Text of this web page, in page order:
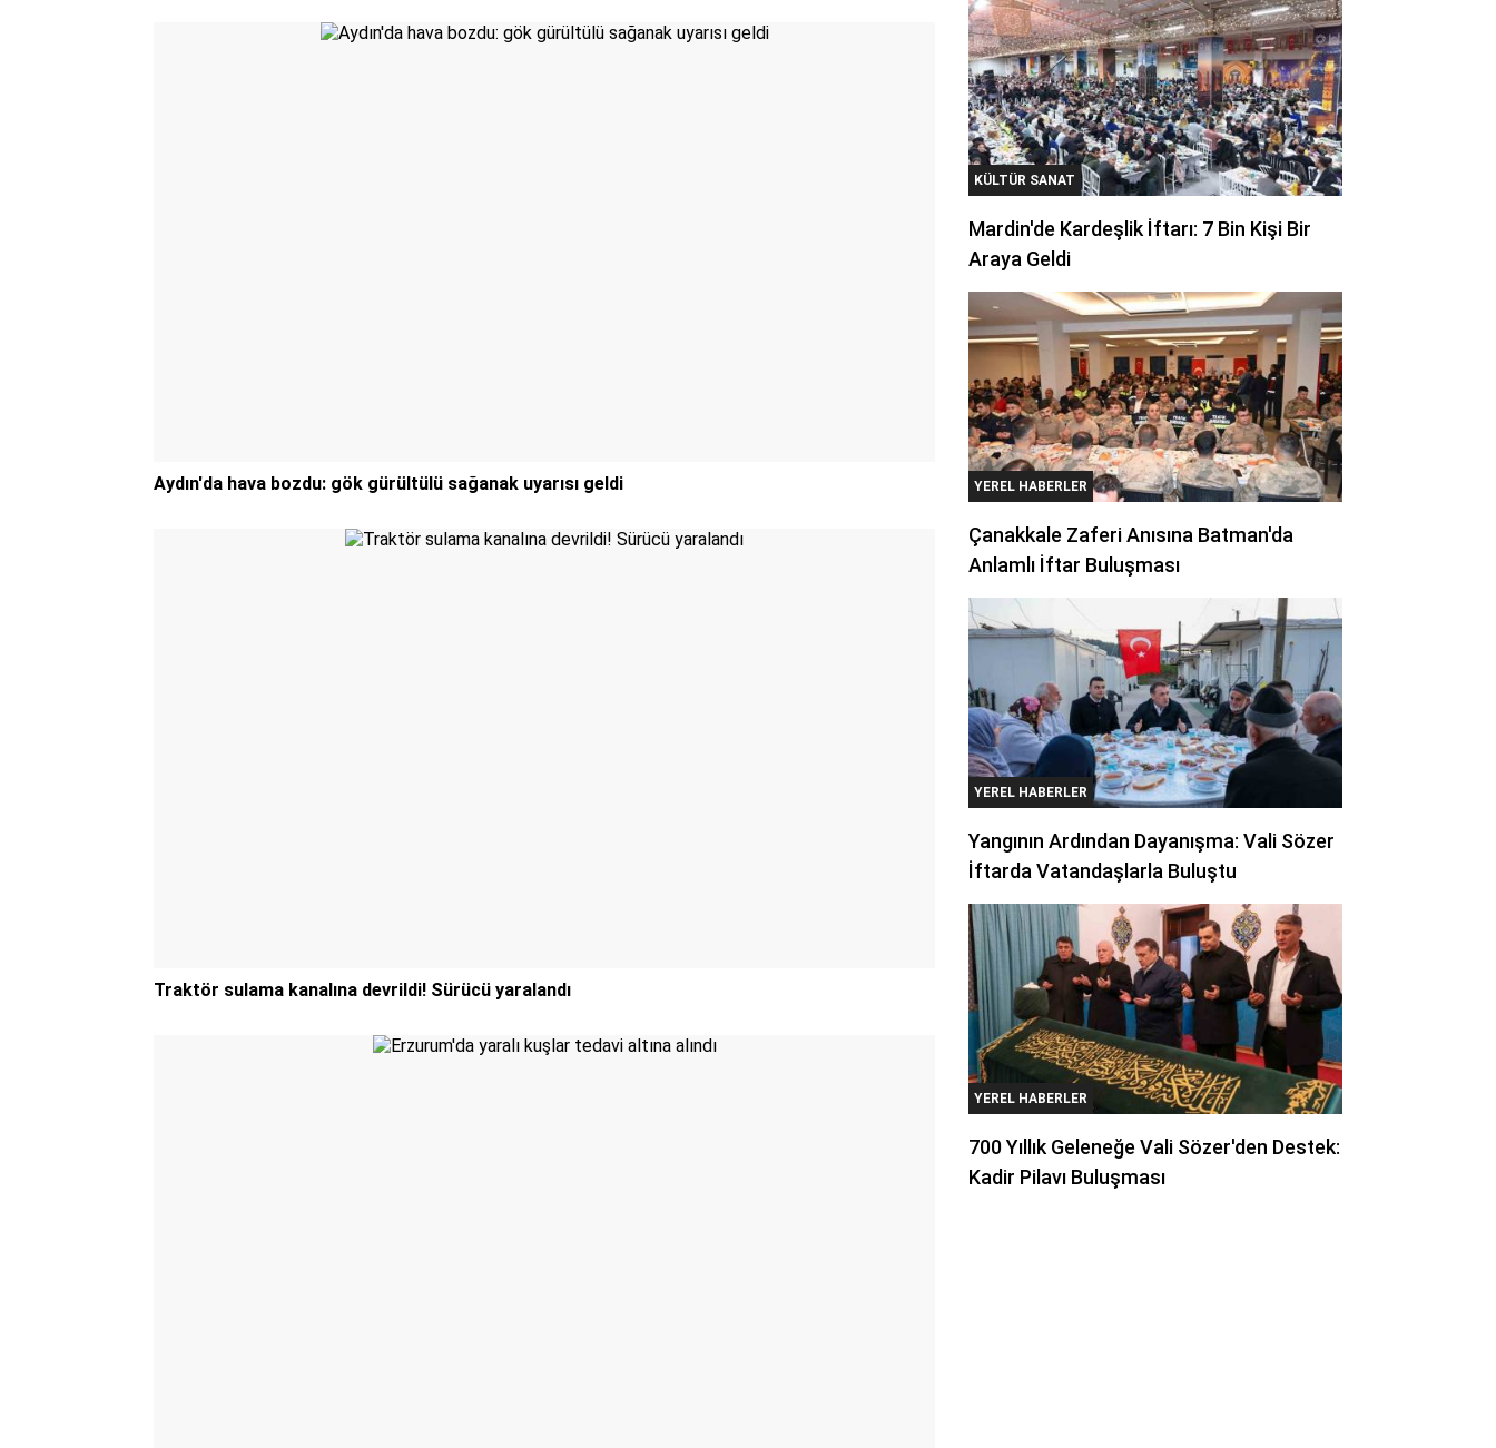
Aydın'da hava bozdu: gök gürültülü sağanak uyarısı geldi
Traktör sulama kanalına devrildi! Sürücü yaralandı
KÜLTÜR SANAT
Mardin'de Kardeşlik İftarı: 7 Bin Kişi Bir
Araya Geldi
YEREL HABERLER
Çanakkale Zaferi Anısına Batman'da
Anlamlı İftar Buluşması
YEREL HABERLER
Yangının Ardından Dayanışma: Vali Sözer
İftarda Vatandaşlarla Buluştu
YEREL HABERLER
700 Yıllık Geleneğe Vali Sözer'den Destek:
Kadir Pilavı Buluşması